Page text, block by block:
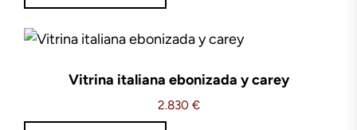
Vitrina italiana ebonizada y carey
2.830 €